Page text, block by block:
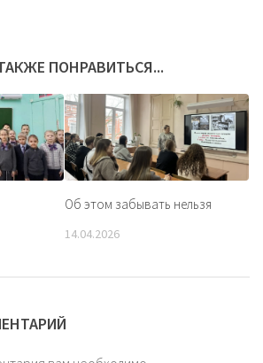
ПОНРАВИТЬСЯ...
Об этом забывать нельзя
14.04.2026